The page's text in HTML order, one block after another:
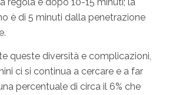
è di 5 minuti dalla penetrazione
queste diversità e complicazioni,
ci si continua a cercare e a far
percentuale di circa il 6% che